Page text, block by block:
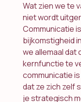
Wat zien we te
niet wordt
Communicatie
bijkomstigheid
we allemaal
kernfunctie te
communicatie
dat ze zich zelf
je strategisch